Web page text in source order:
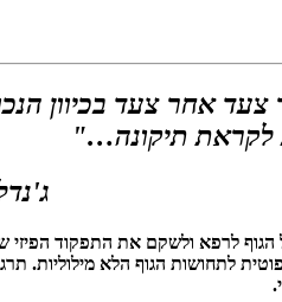
צעד אחר צעד בכיוון
לקראת תיקונה…"
לרפא ולשקם את התפקוד הפיזי
לתחושות הגוף הלא מילוליות.